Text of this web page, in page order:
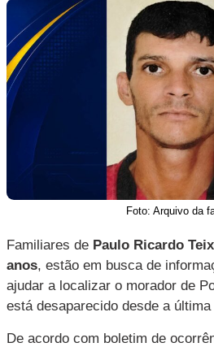
Foto: Arquivo da
Familiares de Paulo Ricardo
anos, estão em busca de
ajudar a localizar o morador de
está desaparecido desde a
De acordo com boletim de